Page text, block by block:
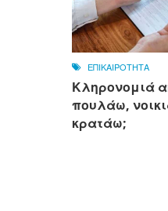
ΕΠΙΚΑΙΡΟΤΗΤΑ
Κληρονομιά
πουλάω,
κρατάω;